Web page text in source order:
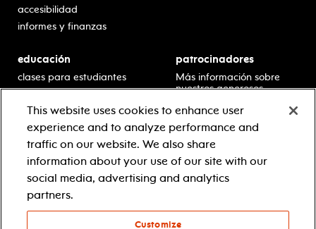
accesibilidad
informes y finanzas
educación
clases para estudiantes
escolar
residencias en escuelas
desarrollo profesional
recursos para docentes
comuníquese con el
equipo educativo
patrocinadores
Más información sobre
nuestros generosos
This website uses cookies to enhance user
experience and to analyze performance and
traffic on our website. We also share
information about your use of our site with our
social media, advertising and analytics
partners.
Customize